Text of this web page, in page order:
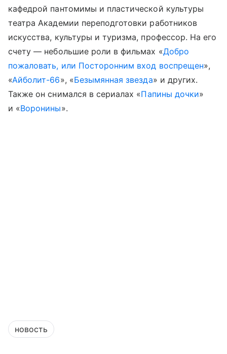
кафедрой пантомимы и пластической культуры
театра Академии переподготовки работников
искусства, культуры и туризма, профессор. На его
счету — небольшие роли в фильмах «Добро
пожаловать, или Посторонним вход воспрещен»,
«Айболит-66», «Безымянная звезда» и других.
Также он снимался в сериалах «Папины дочки»
и «Воронины».
новость